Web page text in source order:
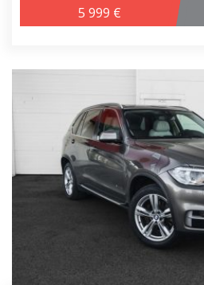
5 999 €